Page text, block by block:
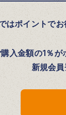
ポイントで
入金額の1％が
新規会員